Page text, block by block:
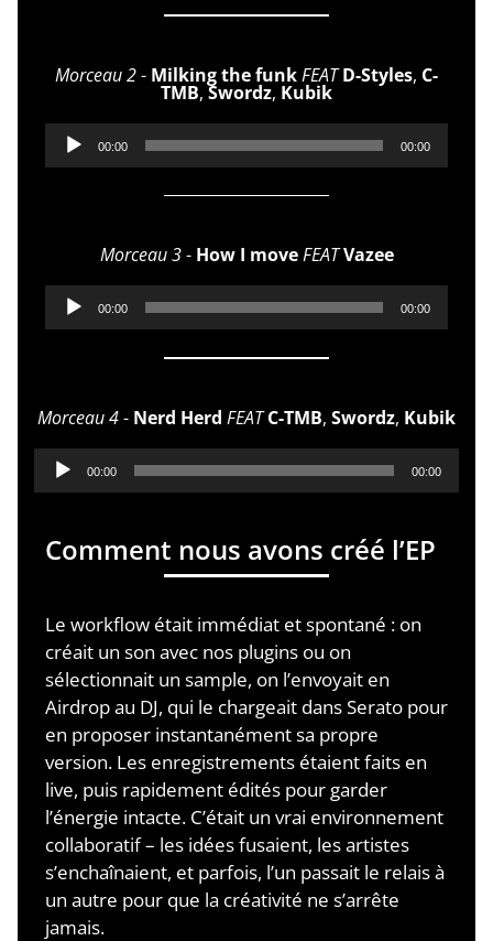
Morceau 2- Milking the funkFEAT D-Styles, C-
TMB,Swordz, Kubik
Lecteur
audio
00:00 00:00
Morceau 3- How I move FEAT Vazee
Lecteur
audio
00:00 00:00
Morceau 4- Nerd Herd FEAT C-TMB, Swordz, Kubik
Lecteur
audio
00:00 00:00
Comment nous avons créé l’EP
Le workflow était immédiat et spontané : on
créait un son avec nos plugins ou on
sélectionnait un sample, on l’envoyait en
Airdrop au DJ, qui le chargeait dans Serato pour
en proposer instantanément sa propre
version. Les enregistrements étaient faits en
live, puis rapidement édités pour garder
l’énergie intacte. C’était un vrai environnement
collaboratif – les idées fusaient, les artistes
s’enchaînaient, et parfois, l’un passait le relais à
un autre pour que la créativité ne s’arrête
jamais.